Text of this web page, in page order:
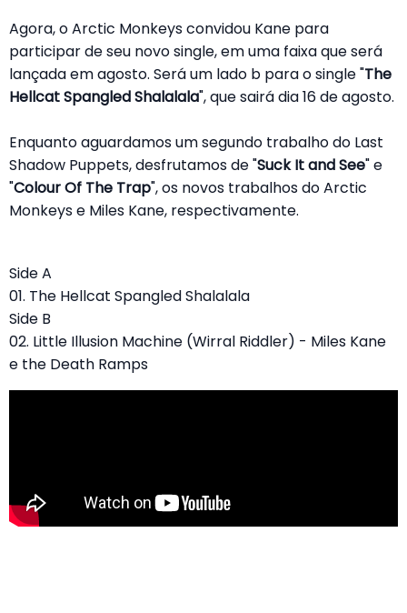
Agora, o Arctic Monkeys convidou Kane para
participar de seu novo single, em uma faixa que será
lançada em agosto. Será um lado b para o single "The
Hellcat Spangled Shalalala", que sairá dia 16 de agosto.
Enquanto aguardamos um segundo trabalho do Last
Shadow Puppets, desfrutamos de "Suck It and See" e
"Colour Of The Trap", os novos trabalhos do Arctic
Monkeys e Miles Kane, respectivamente.
Side A
01. The Hellcat Spangled Shalalala
Side B
02. Little Illusion Machine (Wirral Riddler) - Miles Kane
e the Death Ramps